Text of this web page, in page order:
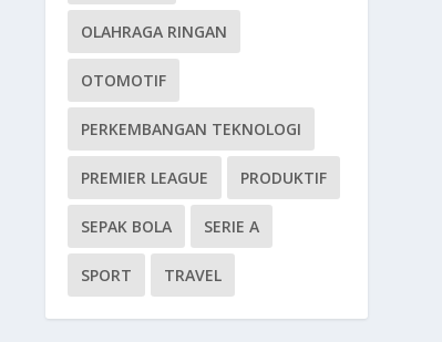
OLAHRAGA RINGAN
OTOMOTIF
PERKEMBANGAN TEKNOLOGI
PREMIER LEAGUE PRODUKTIF
SEPAK BOLA SERIE A
SPORT TRAVEL